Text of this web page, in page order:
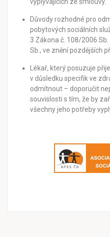
Důvody rozhodné pro
pobytových sociálních
3 Zákona č. 108/2006
Sb., ve znění pozdějších
Lékař, který posuzuje
v důsledku specifik ve
odmítnout – doporučit
souvislosti s tím, že by
všechny jeho potřeby